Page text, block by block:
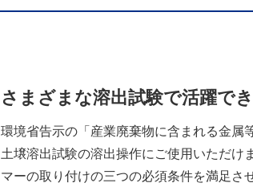
さまざまな溶出試験で活躍で
環境省告示の「産業廃棄物に含まれる金属
土壌溶出試験の溶出操作にご使用いただけ
マーの取り付けの三つの必須条件を満足さ